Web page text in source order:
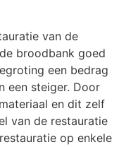
van de
broodbank goed
een bedrag
een steiger. Door
en dit zelf
van de restauratie
op enkele